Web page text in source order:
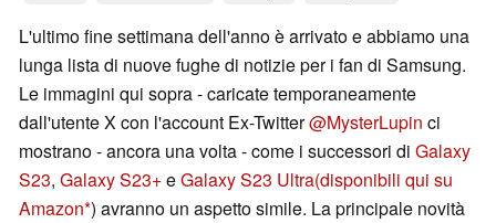
L'ultimo fine settimana dell'anno è arrivato e abbiamo una
lunga lista di nuove fughe di notizie per i fan di Samsung.
Le immagini qui sopra - caricate temporaneamente
dall'utente X con l'account Ex-Twitter@MysterLupin ci
mostrano - ancora una volta - come i successori di Galaxy
S23, Galaxy S23+eGalaxy S23 Ultra(disponibili qui su
Amazon ) avranno un aspetto simile. La principale novità